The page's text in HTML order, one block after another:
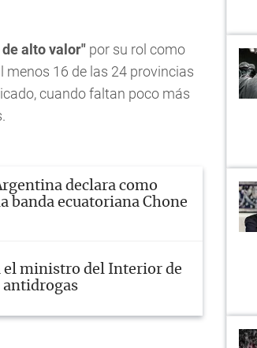
alto valor" por su rol como
menos 16 de las 24 provincias
cuando faltan poco más
declara como
banda ecuatoriana Chone
el ministro del Interior de
antidrogas